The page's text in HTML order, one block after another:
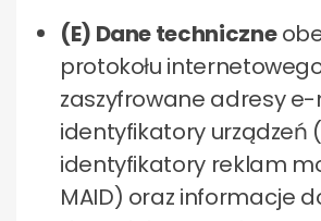
(E) Dane techniczne
protokołu
zaszyfrowane adresy
identyfikatory urządzeń
identyfikatory reklam
MAID) oraz informacje